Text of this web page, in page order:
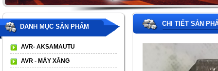
DANH MỤC SẢN PHẨM
AVR- AKSAMAUTU
AVR - MÁY XĂNG
CHI TIẾT SẢN